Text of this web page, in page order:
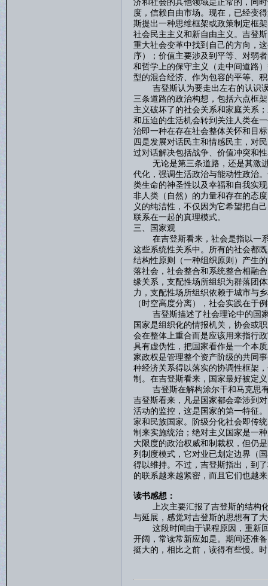
度，信赖自由市场。现在，已经变
斯提出一种思维框架或政策制定框
社会民主主义和新自由主义。吉登
重大社会变革中找到自己的方向，
序）；价值主要涉及到平等、对弱
和哲学上的保守主义（走中间道路
型的混合经济、作为包容的平等、
吉登斯认为要走出左右的认识误
三条道路的政治构想，包括六点框
主义破坏了的社会关系和家庭关系
和压迫的生活机会转到关注人类在
治即一种在存在社会整体关怀和目
四是发展对话民主和情感民主，对
过对话解决包括战争、价值冲突和
无论是第三条道路，还是其激进
代化，强调生活政治与能动性政治
类生命的神圣性以及幸福和自我实
非人类（自然）的力量和存在的态
义的纯洁性，不仅因为它希望把自
联系在一起的真理模式。
三、国家观
在吉登斯看来，社会是指以一系
这些系统性关系中。所有的社会都
结构性原则（一种组织原则）产生
落社会，社会整合和系统整合相融
缘关系，支配性场所组织为群落团
力，支配性场所组织依赖于城市与
（时空高度分离），社会实践在于
吉登斯描述了社会理论中的国家
国家是组织化的情报机关，协会或
会在整体上重合而是应该用来指行
具有虚伪性，把国家看作是一个本
家政权是管理整个资产阶级的共同
种经济关系得以落实的协调性框架
制。在吉登斯看来，国家最好被定
吉登斯在解构涂尔干和马克思有
吉登斯看来，凡是国家都会牵涉到
活动的监控，这是国家的第一特征
家和民族国家。阶级分化社会即传
制来实施统治；绝对主义国家是一
大限度的政治权威和制裁权，但仍
列制度模式，它对业已划定边界（
得以维持。不过，吉登斯指出，到
的联系越来越紧密，而且它们也越
读书感想：
上次主要汇报了吉登斯的结构化
与延展，感觉对吉登斯的思想有了
这段时间由于课程原因，重新回
开阔，常读常新应如是。期间还准
挺大的，相比之前，读得有些慢。